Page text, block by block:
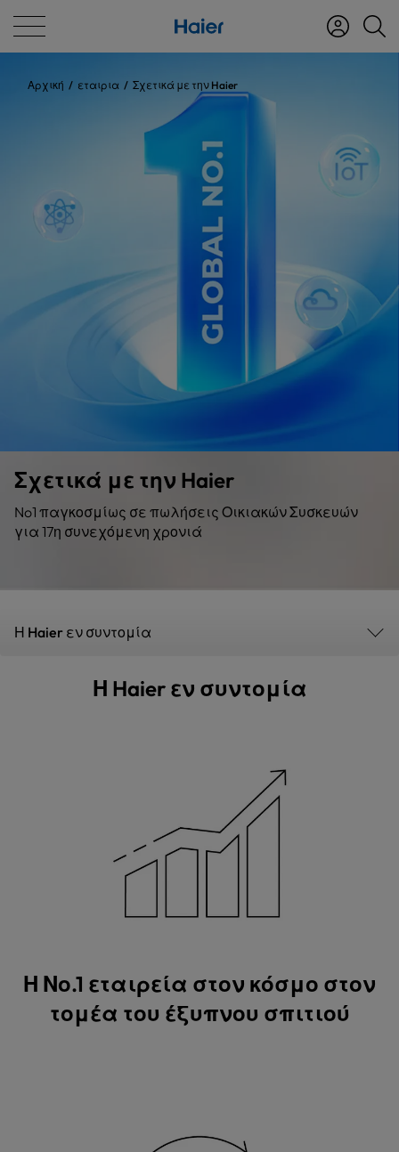
Αρχική εταιρια Σχετικά με την Haier
Σχετικά με την Haier
No1 παγκοσμίως σε πωλήσεις Οικιακών Συσκευών
για 17η συνεχόμενη χρονιά
Η Haier εν συντομία
Η Haier εν συντομία
Η Νο.1 εταιρεία στον κόσμο στον
τομέα του έξυπνου σπιτιού